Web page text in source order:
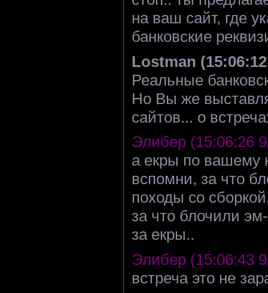
на ваш сайт, где
банковские
Lostman
Реальные
Но Вы же
сайтов... о
Элибер (15:06:26
а екры по вашему
вспомни, за что
походы со
за что блочили
за екры..
Элибер (15:06:43
встреча это не